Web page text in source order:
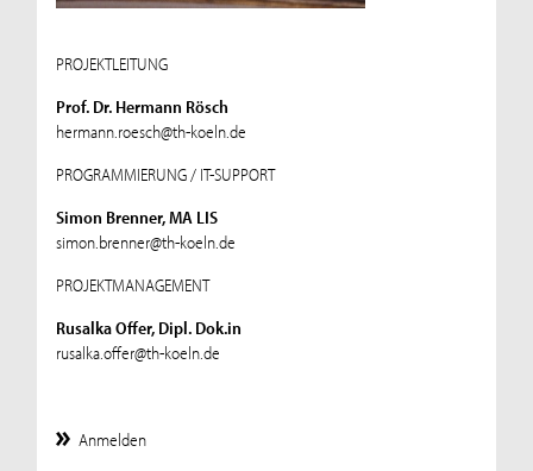
PROJEKTLEITUNG
Prof. Dr. Hermann Rösch
hermann.roesch@th-koeln.de
PROGRAMMIERUNG / IT-SUPPORT
Simon Brenner, MA LIS
simon.brenner@th-koeln.de
PROJEKTMANAGEMENT
Rusalka Offer, Dipl. Dok.in
rusalka.offer@th-koeln.de
Anmelden